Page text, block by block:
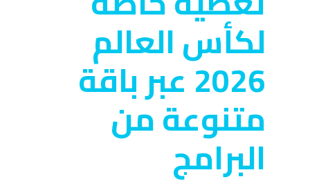
لكأس العالم
2026 عبر باقة
متنوعة من
البرامج